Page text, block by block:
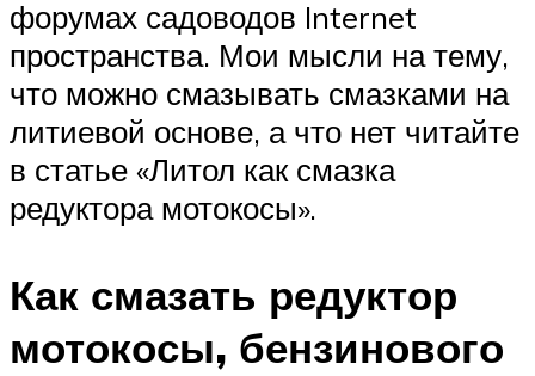
форумах садоводов Internet
пространства. Мои мысли на тему,
что можно смазывать смазками на
литиевой основе, а что нет читайте
в статье «Литол как смазка
редуктора мотокосы».
Как смазать редуктор
мотокосы, бензинового